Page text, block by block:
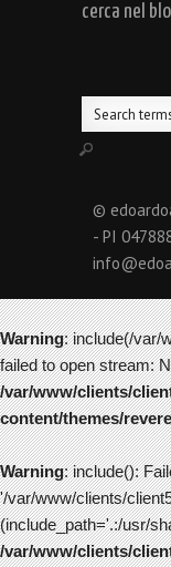
cerca nel
©
- PI
Warning: include(/var/
failed to open stream:
/var/www/clients/
content/themes/
Warning: include():
'/var/www/clients/
(include_path='.:/usr/
/var/www/clients/